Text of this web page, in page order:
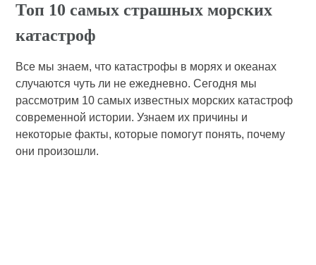
Топ 10 самых страшных морских
катастроф
Все мы знаем, что катастрофы в морях и океанах
случаются чуть ли не ежедневно. Сегодня мы
рассмотрим 10 самых известных морских катастроф
современной истории. Узнаем их причины и
некоторые факты, которые помогут понять, почему
они произошли.